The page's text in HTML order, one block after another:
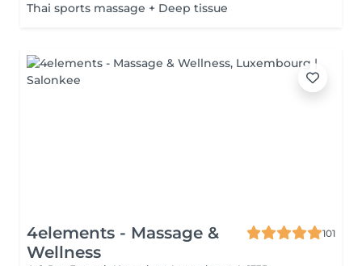
Thai sports massage + Deep tissue
4elements - Massage &
Wellness
101